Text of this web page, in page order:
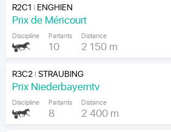
R2C1 | ENGHIEN
Prix de Méricourt
Discipline Partants
10
Distance
2 150 m
R3C2|STRAUBING
Prix Niederbayerntv
Discipline Partants
8
Distance
2 400 m